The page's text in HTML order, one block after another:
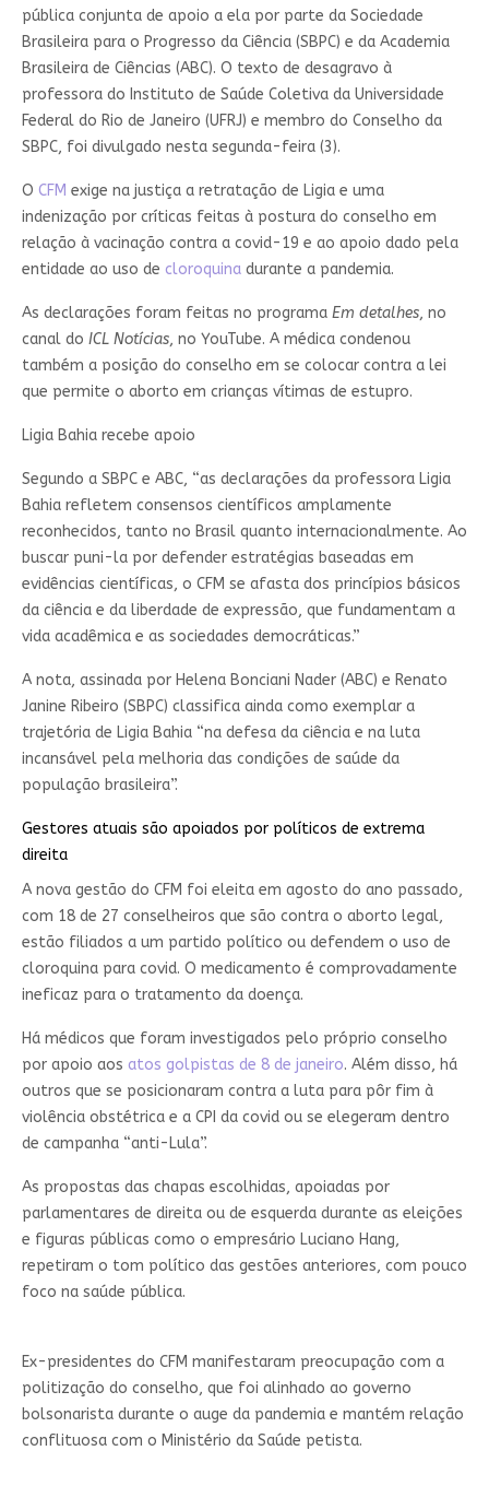
pública conjunta de apoio a ela por parte da Sociedade
Brasileira para o Progresso da Ciência (SBPC) e da Academia
Brasileira de Ciências (ABC). O texto de desagravo à
professora do Instituto de Saúde Coletiva da Universidade
Federal do Rio de Janeiro (UFRJ) e membro do Conselho da
SBPC, foi divulgado nesta segunda-feira (3).
O CFM exige na justiça a retratação de Ligia e uma
indenização por críticas feitas à postura do conselho em
relação à vacinação contra a covid-19 e ao apoio dado pela
entidade ao uso de cloroquinadurante a pandemia.
As declarações foram feitas no programa Em detalhes, no
canal do ICL Notícias, no YouTube. A médica condenou
também a posição do conselho em se colocar contra a lei
que permite o aborto em crianças vítimas de estupro.
Ligia Bahia recebe apoio
Segundo a SBPC e ABC, “as declarações da professora Ligia
Bahia refletem consensos científicos amplamente
reconhecidos, tanto no Brasil quanto internacionalmente. Ao
buscar puni-la por defender estratégias baseadas em
evidências científicas, o CFM se afasta dos princípios básicos
da ciência e da liberdade de expressão, que fundamentam a
vida acadêmica e as sociedades democráticas.”
A nota, assinada por Helena Bonciani Nader (ABC) e Renato
Janine Ribeiro (SBPC) classifica ainda como exemplar a
trajetória de Ligia Bahia “na defesa da ciência e na luta
incansável pela melhoria das condições de saúde da
população brasileira”.
Gestores atuais são apoiados por políticos de extrema
direita
A nova gestão do CFM foi eleita em agosto do ano passado,
com 18 de 27 conselheiros que são contra o aborto legal,
estão filiados a um partido político ou defendem o uso de
cloroquina para covid. O medicamento é comprovadamente
ineficaz para o tratamento da doença.
Há médicos que foram investigados pelo próprio conselho
por apoio aos atos golpistas de 8 de janeiro. Além disso, há
outros que se posicionaram contra a luta para pôr fim à
violência obstétrica e a CPI da covid ou se elegeram dentro
de campanha “anti-Lula”.
As propostas das chapas escolhidas, apoiadas por
parlamentares de direita ou de esquerda durante as eleições
e figuras públicas como o empresário Luciano Hang,
repetiram o tom político das gestões anteriores, com pouco
foco na saúde pública.
Ex-presidentes do CFM manifestaram preocupação com a
politização do conselho, que foi alinhado ao governo
bolsonarista durante o auge da pandemia e mantém relação
conflituosa com o Ministério da Saúde petista.